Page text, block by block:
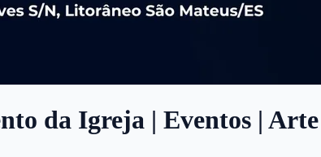
da Igreja | Eventos |